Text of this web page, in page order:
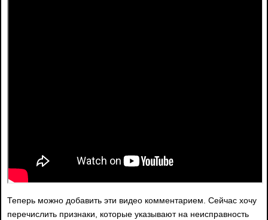
Теперь можно добавить эти видео комментарием. Сейчас хочу
перечислить признаки, которые указывают на неисправность